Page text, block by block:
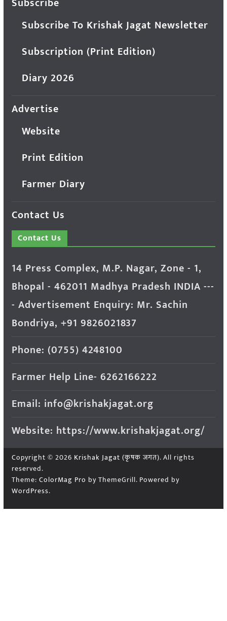
Subscribe To Krishak Jagat Newsletter
Subscription (Print Edition)
Diary 2026
Advertise
Website
Print Edition
Farmer Diary
Contact Us
Contact Us
14 Press Complex, M.P. Nagar, Zone - 1,
Bhopal - 462011 Madhya Pradesh INDIA ---
- Advertisement Enquiry: Mr. Sachin
Bondriya, +91 9826021837
Phone: (0755) 4248100
Farmer Help Line- 6262166222
Email: info@krishakjagat.org
Website: https://www.krishakjagat.org/
Copyright © 2026 Krishak Jagat (कृषक जगत). All rights
reserved.
Theme: ColorMag Pro by ThemeGrill. Powered by
WordPress.